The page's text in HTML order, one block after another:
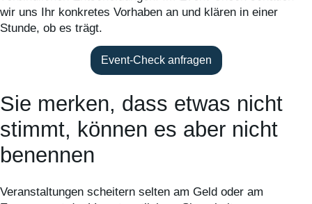
wir uns Ihr konkretes Vorhaben an und klären in einer
Stunde, ob es trägt.
Event-Check anfragen
Sie merken, dass etwas nicht
stimmt, können es aber nicht
benennen
Veranstaltungen scheitern selten am Geld oder am